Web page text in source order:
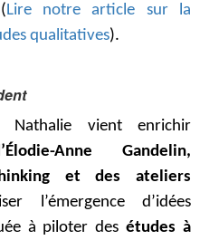
Lire notre article sur la
qualitatives).
Nathalie vient enrichir
Anne Gandelin,
et des ateliers
l’émergence d’idées
à piloter desétudes à